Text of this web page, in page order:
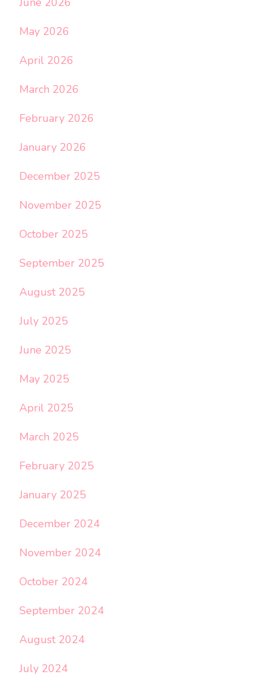
May 2026
April 2026
March 2026
February 2026
January 2026
December 2025
November 2025
October 2025
September 2025
August 2025
July 2025
June 2025
May 2025
April 2025
March 2025
February 2025
January 2025
December 2024
November 2024
October 2024
September 2024
August 2024
July 2024